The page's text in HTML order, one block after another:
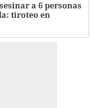
a 6 personas
tiroteo en